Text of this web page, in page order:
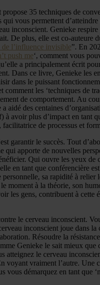
35 techniques de
qui vous permettent
inconscient. Genieke respire
De plus, elle est co-auteure
de l’influence invisible”. En
push me‘, comment vous
a principalement écrit
Dans ce livre, Genieke les
dans le puissant
comment les ‘techniques de
de comportement. Au
a aidé des centaines
à avoir plus d’impact en tant
facilitatrice de processus et
garantir le succès. Tout
qui apporte de nouvelles
Qui ouvre les yeux de
en tant que conférencière
sa rapidité à relier
moment à la théorie, son
les gens, contribuent à cette
le cerveau inconscient.
inconscient joue dans la
Résoudre la
Genieke le sait mieux que
atteignez le cerveau
voyant vraiment l’autre. Une
vous démarquez en tant que